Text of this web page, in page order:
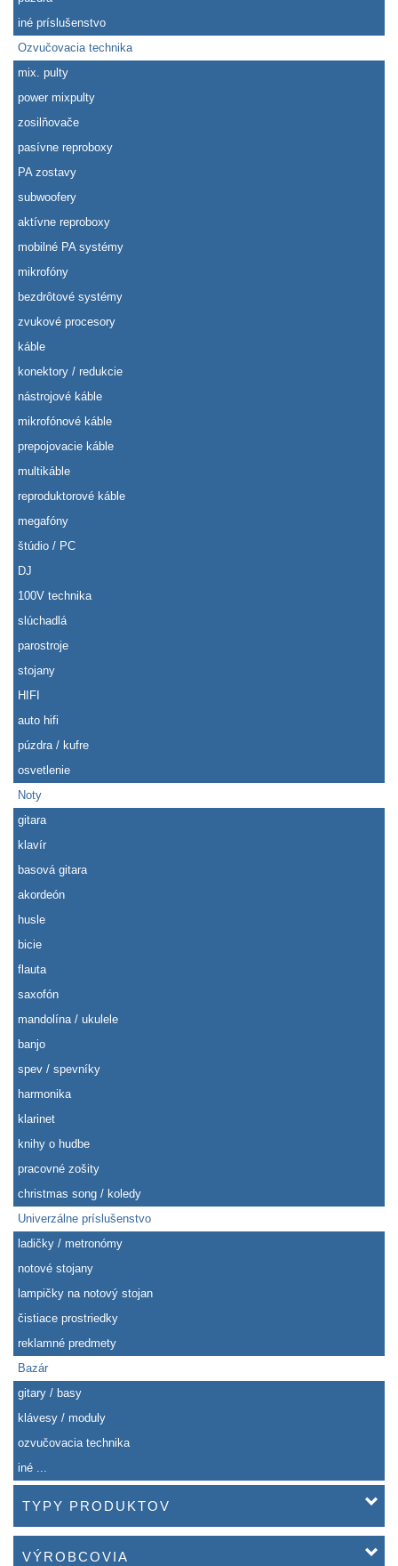
iné príslušenstvo
Ozvučovacia technika
mix. pulty
power mixpulty
zosilňovače
pasívne reproboxy
PA zostavy
subwoofery
aktívne reproboxy
mobilné PA systémy
mikrofóny
bezdrôtové systémy
zvukové procesory
káble
konektory / redukcie
nástrojové káble
mikrofónové káble
prepojovacie káble
multikáble
reproduktorové káble
megafóny
štúdio / PC
DJ
100V technika
slúchadlá
parostroje
stojany
HIFI
auto hifi
púzdra / kufre
osvetlenie
Noty
gitara
klavír
basová gitara
akordeón
husle
bicie
flauta
saxofón
mandolína / ukulele
banjo
spev / spevníky
harmonika
klarinet
knihy o hudbe
pracovné zošity
christmas song / koledy
Univerzálne príslušenstvo
ladičky / metronómy
notové stojany
lampičky na notový stojan
čistiace prostriedky
reklamné predmety
Bazár
gitary / basy
klávesy / moduly
ozvučovacia technika
iné ...
TYPY PRODUKTOV
VÝROBCOVIA